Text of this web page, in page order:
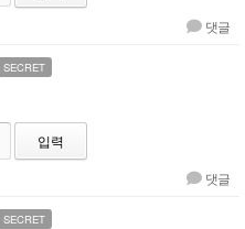
댓글
SECRET
댓글
SECRET